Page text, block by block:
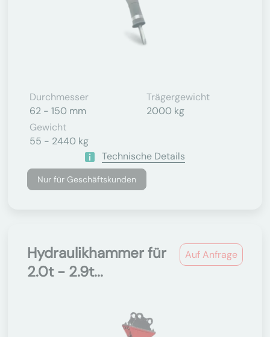
Durchmesser
62 - 150 mm
Trägergewicht
2000 kg
Gewicht
55 - 2440 kg
Technische Details
Nur für Geschäftskunden
Auf Anfrage
Hydraulikhammer für
2.0t - 2.9t...